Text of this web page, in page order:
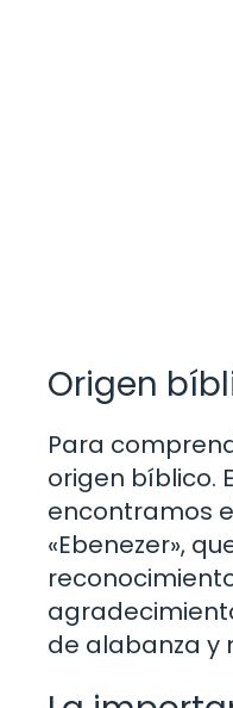
Origen
Para
origen bíblico.
encontramos
«Ebenezer»,
de alabanza y